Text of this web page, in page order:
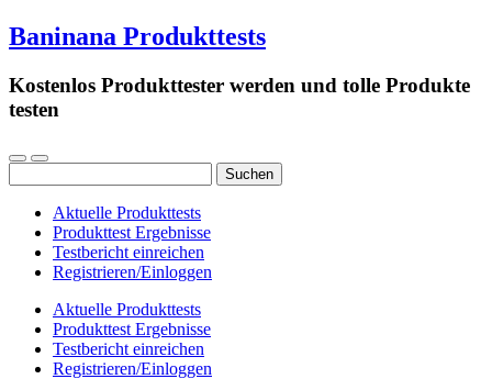
Baninana Produkttests
Kostenlos Produkttester werden und tolle Produkte
testen
nach:
Aktuelle Produkttests
Produkttest Ergebnisse
Testbericht einreichen
Registrieren/Einloggen
Aktuelle Produkttests
Produkttest Ergebnisse
Testbericht einreichen
Registrieren/Einloggen